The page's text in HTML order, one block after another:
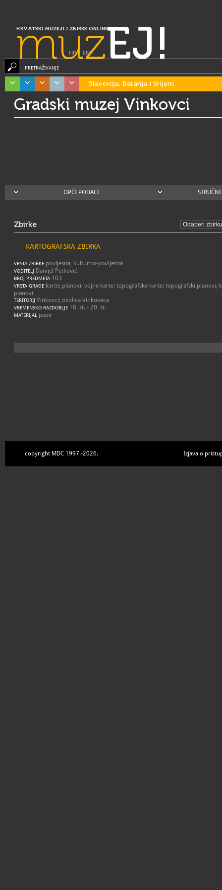
HRVATSKI MUZEJI I ZBIRKE ONLINE
muzEJ!
HR| EN
PRETRAŽIVANJE
Slavonija, Baranja i Srijem
Gradski muzej Vinkovci
OPĆI PODACI
Zbirke
KARTOGRAFSKA ZBIRKA
VRSTA ZBIRKE povijesna, kulturno-povijesna
VODITELJ Danijel Petković
BROJ PREDMETA 103
VRSTA GRAĐE karte; planovi; vojne karte; topografske karte; topografski planovi;
planovi
TERITORIJ Vinkovci; okolica Vinkovaca
VREMENSKO RAZDOBLJE 18. st. - 20. st.
MATERIJAL papir
copyright MDC 1997.-2026. Izjava o